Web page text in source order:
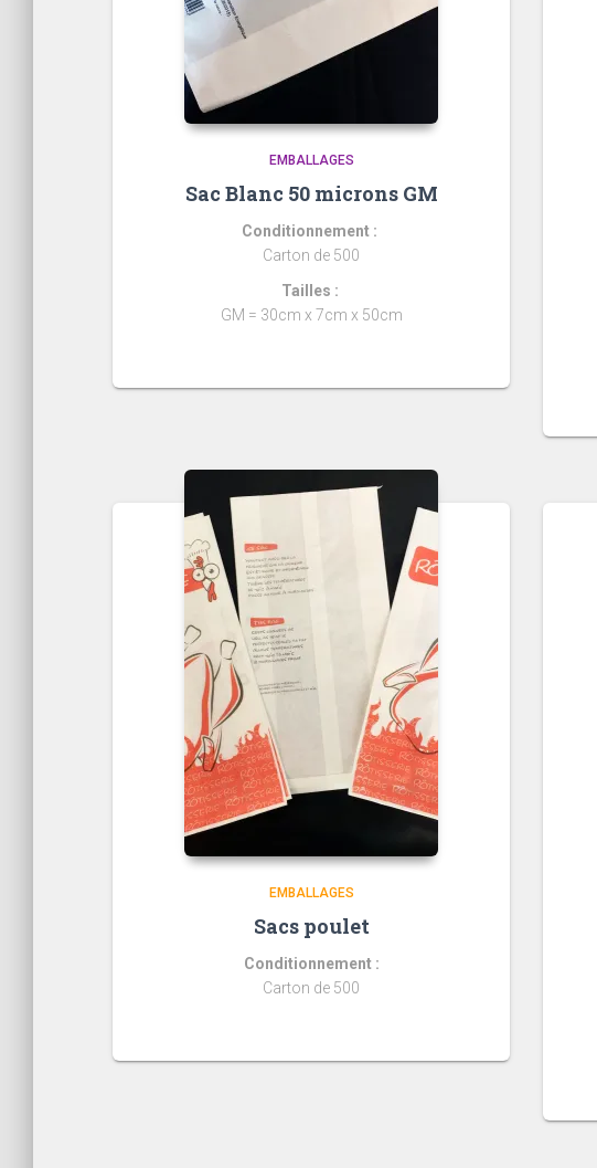
EMBALLAGES
Sac Blanc 50 microns GM
Conditionnement :
Carton de 500
Tailles :
GM = 30cm x 7cm x 50cm
EMBALLAGES
Sacs poulet
Conditionnement :
Carton de 500